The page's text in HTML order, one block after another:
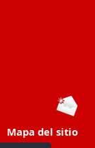
Mapa del sitio